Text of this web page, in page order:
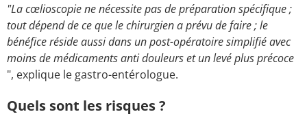
"La cœlioscopie ne nécessite pas de préparation spécifique ;
tout dépend de ce que le chirurgien a prévu de faire ; le
bénéfice réside aussi dans un post-opératoire simplifié avec
moins de médicaments anti douleurs et un levé plus précoce
", explique le gastro-entérologue.
Quels sont les risques ?